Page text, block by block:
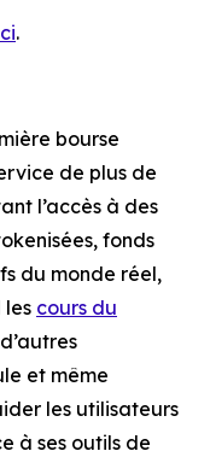
.
bourse
de plus de
l’accès à des
fonds
du monde réel,
les cours du
et même
les utilisateurs
à ses outils de